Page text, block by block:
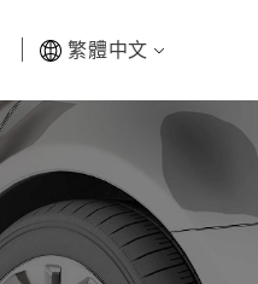
繁體中文